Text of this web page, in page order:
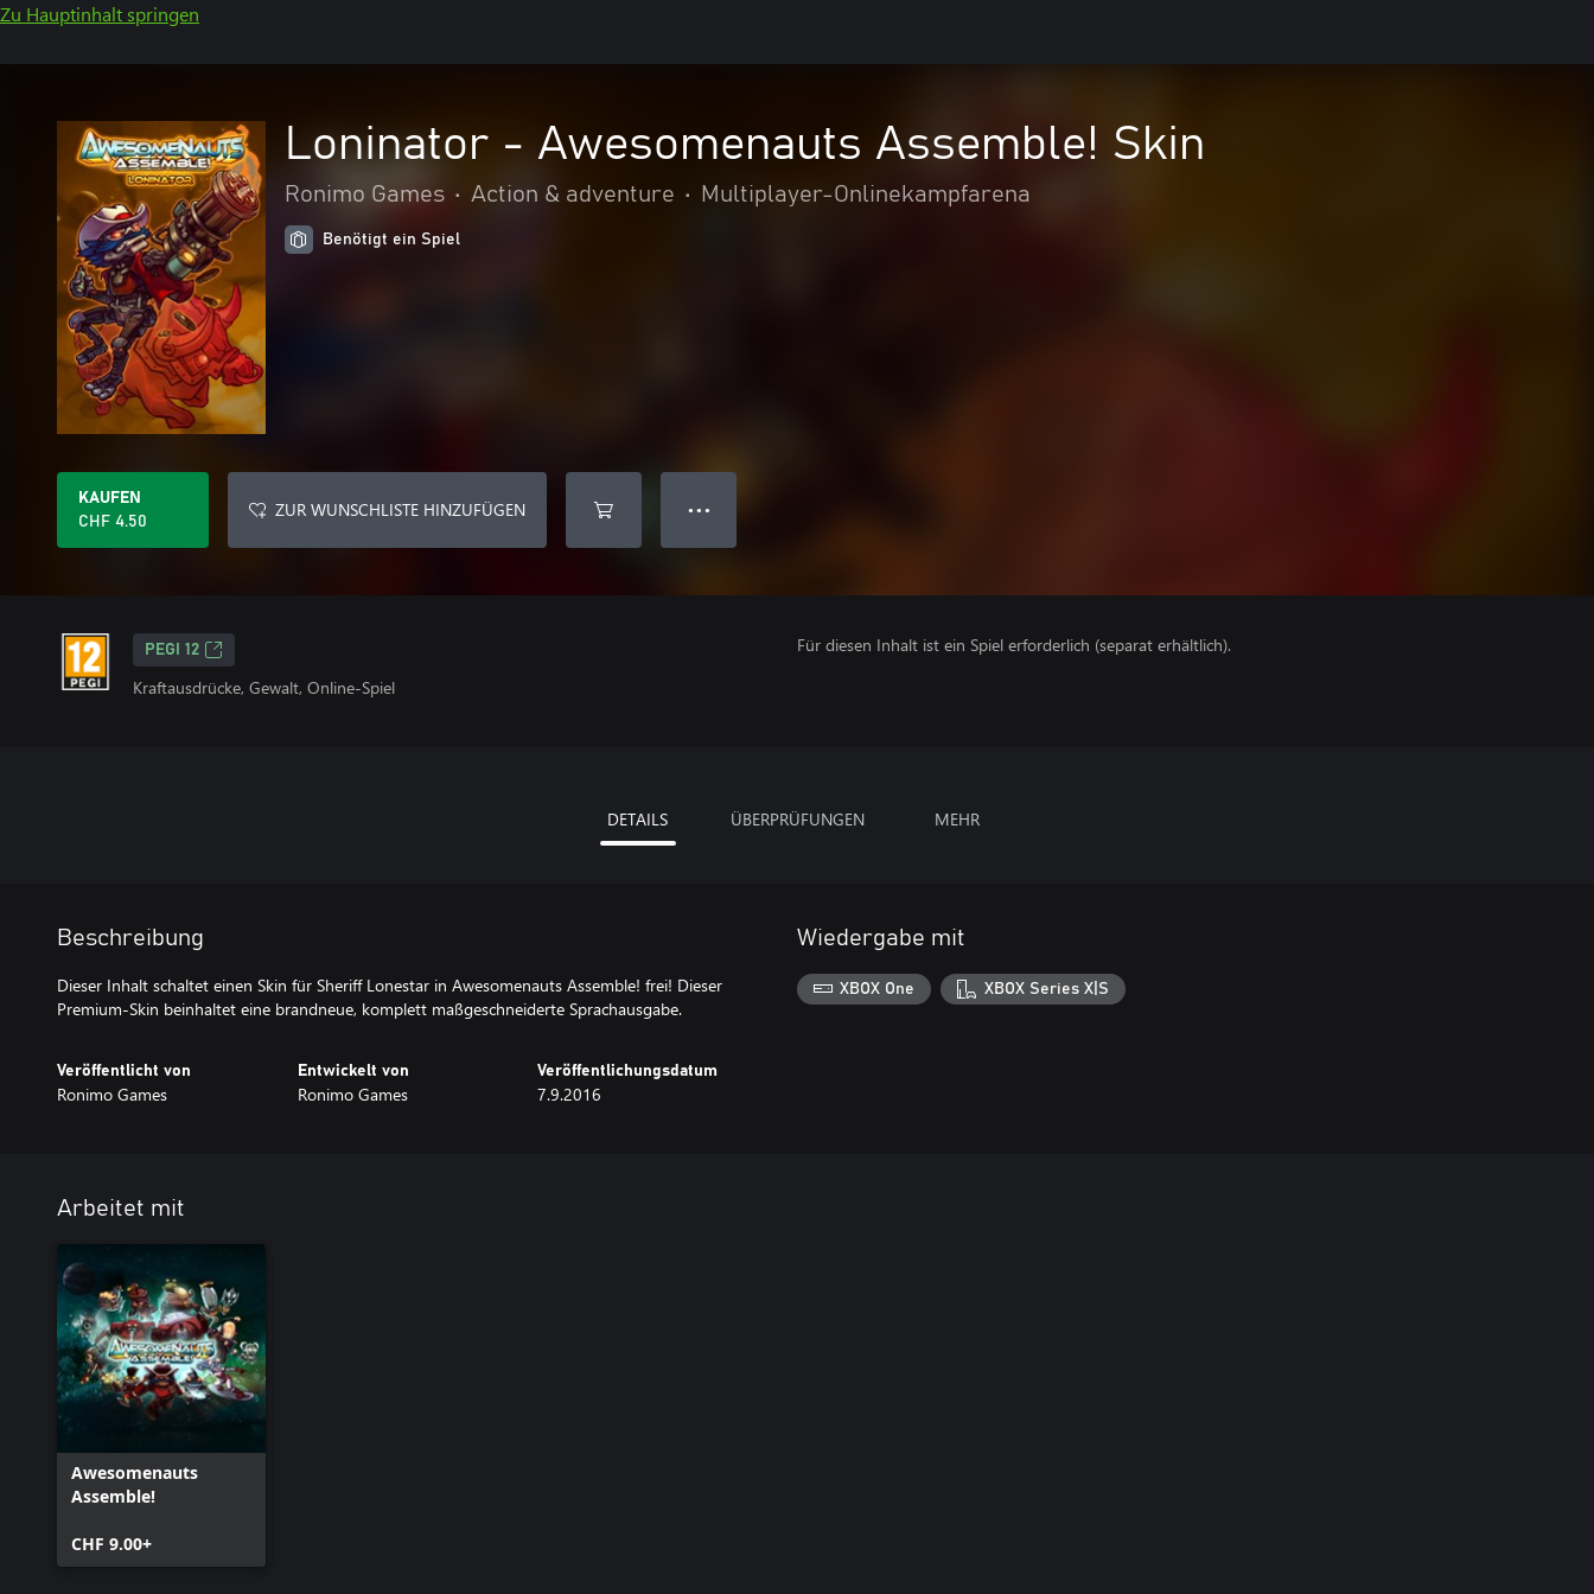
Zu Hauptinhalt springen
Loninator - Awesomenauts Assemble! Skin
Ronimo Games • Action & adventure • Multiplayer-Onlinekampfarena
Benötigt ein Spiel
KAUFEN
CHF 4.50
ZUR WUNSCHLISTE HINZUFÜGEN ● ● ●
PEGI 12
Kraftausdrücke, Gewalt, Online-Spiel
Für diesen Inhalt ist ein Spiel erforderlich (separat erhältlich).
DETAILS ÜBERPRÜFUNGEN MEHR
Beschreibung
Dieser Inhalt schaltet einen Skin für Sheriff Lonestar in Awesomenauts Assemble! frei! Dieser
Premium-Skin beinhaltet eine brandneue, komplett maßgeschneiderte Sprachausgabe.
Veröffentlicht von
Ronimo Games
Entwickelt von
Ronimo Games
Veröffentlichungsdatum
7.9.2016
Wiedergabe mit
XBOX One XBOX Series X|S
Arbeitet mit
Awesomenauts
Assemble!
CHF 9.00+